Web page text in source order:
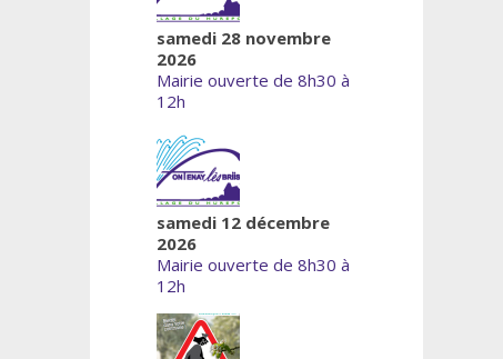
samedi 28 novembre
2026
Mairie ouverte de 8h30 à
12h
samedi 12 décembre
2026
Mairie ouverte de 8h30 à
12h